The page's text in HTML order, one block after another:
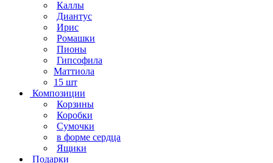
Каллы
Диантус
Ирис
Ромашки
Пионы
Гипсофила
Маттиола
15 шт
Композиции
Корзины
Коробки
Сумочки
в форме сердца
Ящики
Подарки